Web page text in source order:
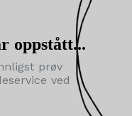
oppstått...
prøv
ved